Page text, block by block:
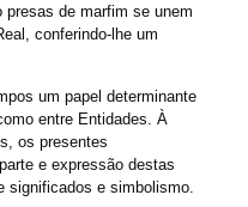
presas de marfim se unem
conferindo-lhe um
um papel determinante
entre Entidades. À
os presentes
e expressão destas
significados e simbolismo.